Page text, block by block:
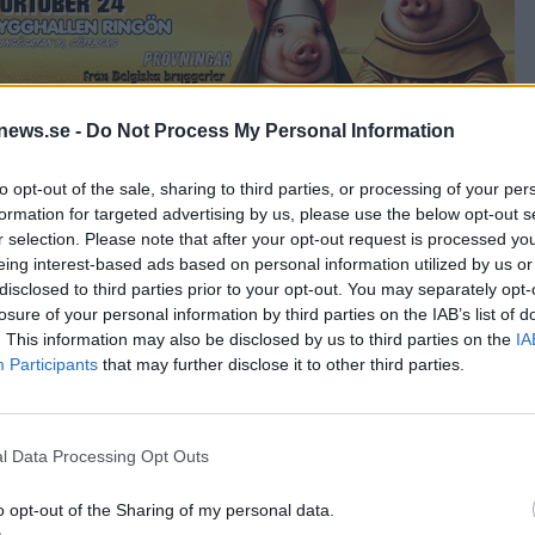
- Do Not Process My Personal Information
opt-out of the sale, sharing to third parties, or processing of your
for targeted advertising by us, please use the below opt-out
selection. Please note that after your opt-out request is processed
interest-based ads based on personal information utilized by us
to third parties prior to your opt-out. You may separately
of your personal information by third parties on the IAB’s list of
This information may also be disclosed by us to third parties on the
Participants that may further disclose it to other third parties.
Data Processing Opt Outs
opt-out of the Sharing of my personal data.
köpa och beställa hem nya öl från Systembolaget. Han har
Brekeriet, men det är en annan del av ölvärlden som han
ägo, och närmare 1000 ölglas har han samlat på sig genom
eller få några etiketter. Fast de flesta vet nog inte vad jag
o ha dä gött”, säger han och skrattar.
Många är från tidigt 1900-tal och då handlar det om
nya etiketter och glas till varandra. För Roger Svensson
Han gillar att få tag på etiketter och glas från de många nya